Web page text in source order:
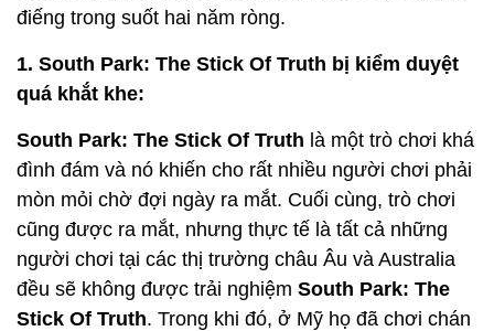
điếng trong suốt hai năm ròng.
1. South Park: The Stick Of Truth bị kiểm duyệt
quá khắt khe:
South Park: The Stick Of Truth là một trò chơi khá
đình đám và nó khiến cho rất nhiều người chơi phải
mòn mỏi chờ đợi ngày ra mắt. Cuối cùng, trò chơi
cũng được ra mắt, nhưng thực tế là tất cả những
người chơi tại các thị trường châu Âu và Australia
đều sẽ không được trải nghiệm South Park: The
Stick Of Truth. Trong khi đó, ở Mỹ họ đã chơi chán